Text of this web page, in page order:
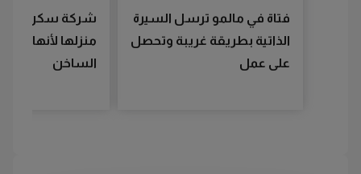
فتاة في مالمو ترسل السيرة
الذاتية بطريقة غريبة وتحصل
على عمل
شركة سكن
منزلها لأنها لم
الساخن